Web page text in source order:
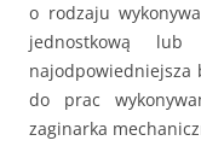
o rodzaju
jednostkową
najodpowiedniejsza
do prac
zaginarka